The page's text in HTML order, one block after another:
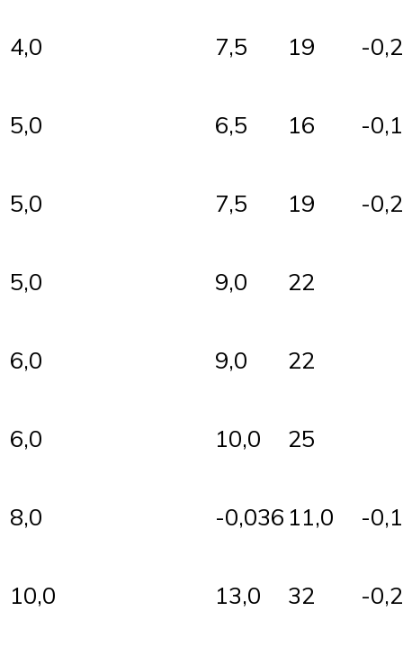
4,0 7,5 19 -
5,0 6,5 16 -
5,0 7,5 19 -
5,0 9,0 22
6,0 9,0 22
6,0 10,0 25
8,0 -0,036 11,0 -
10,0 13,0 32 -